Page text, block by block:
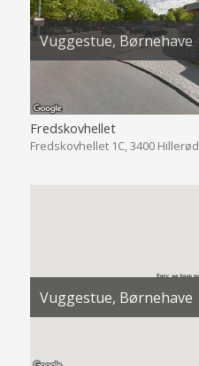
Vuggestue, Børnehave
Fredskovhellet
Fredskovhellet 1C, 3400 Hillerød
Vuggestue, Børnehave